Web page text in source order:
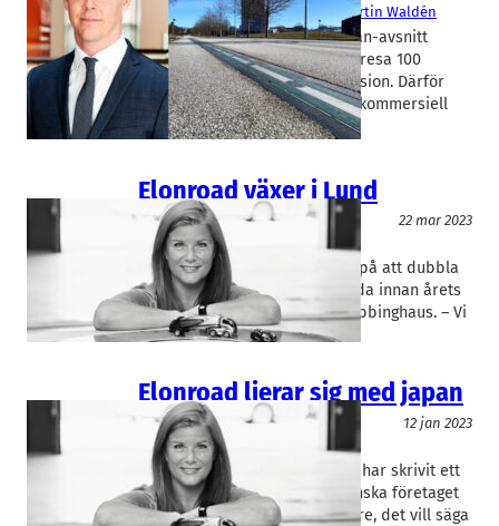
Elonroad
Karin Ebbinghaus, Martin Waldén
I veckans kommande Lejonkulan-avsnitt
avslöjar Elonroad att man ska resa 100
miljoner kronor i nästa nyemission. Därför
värvar nu Lundabolaget en ny kommersiell
chef.
Elonroad växer i Lund
Teknik/Verkstadsindustri
22 mar 2023
Elonroad
Karin Ebbinghaus
Elvägsbolaget Elonroad siktar på att dubbla
personalstyrkan till 40 anställda innan årets
slut, enligt bolagets vd Karin Ebbinghaus. – Vi
har nu runt 20 anställda…
Elonroad lierar sig med japan
IT/Hårdvara
12 jan 2023
Elonroad
Karin Ebbinghaus
Elvägsbolaget Elonroad i Lund har skrivit ett
samarbetsavtal med det japanska företaget
Aisin om tillverkning av avtagare, det vill säga